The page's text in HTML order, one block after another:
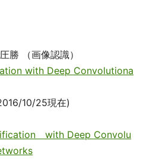
勝 （画像認識）
with Deep Convolutiona
10/25現在)
with Deep Convolu